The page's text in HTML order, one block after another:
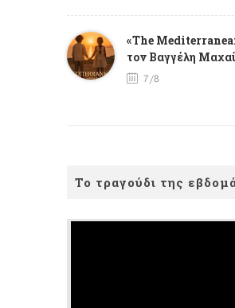
«The
τον Βαγγέλη
7/8
Το τραγούδι της